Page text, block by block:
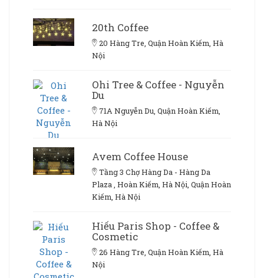
20th Coffee
20 Hàng Tre, Quận Hoàn Kiếm, Hà
Nội
Ohi Tree & Coffee - Nguyễn
Du
71A Nguyễn Du, Quận Hoàn Kiếm,
Hà Nội
Avem Coffee House
Tầng 3 Chợ Hàng Da - Hàng Da
Plaza , Hoàn Kiếm, Hà Nội, Quận Hoàn
Kiếm, Hà Nội
Hiếu Paris Shop - Coffee &
Cosmetic
26 Hàng Tre, Quận Hoàn Kiếm, Hà
Nội